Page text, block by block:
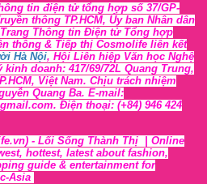
tin điện tử tổng hợp số 37/GP-
uyền thông TP.HCM, Ủy ban Nhân dân
Trang Thông tin Điện tử Tổng hợp
thông & Tiếp thị Cosmolife liên kết
Hà Nội, Hội Liên hiệp Văn học Nghệ
doanh: 417/69/72L Quang Trung,
Việt Nam. Chịu trách nhiệm
Quang Ba. E-mail:
Điện thoại: (+84) 946 424
- Lối Sống Thành Thị | Online
hottest, latest about fashion,
guide & entertainment for
Asia